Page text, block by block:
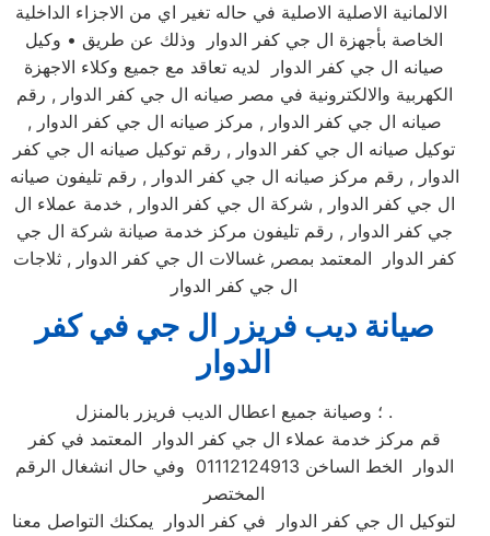
الالمانية الاصلية الاصلية في حاله تغير اي من الاجزاء الداخلية
الخاصة بأجهزة ال جي كفر الدوار وذلك عن طريق • وكيل
صيانه ال جي كفر الدوار لديه تعاقد مع جميع وكلاء الاجهزة
الكهربية والالكترونية في مصر صيانه ال جي كفر الدوار , رقم
صيانه ال جي كفر الدوار , مركز صيانه ال جي كفر الدوار ,
توكيل صيانه ال جي كفر الدوار , رقم توكيل صيانه ال جي كفر
الدوار , رقم مركز صيانه ال جي كفر الدوار , رقم تليفون صيانه
ال جي كفر الدوار , شركة ال جي كفر الدوار , خدمة عملاء ال
جي كفر الدوار , رقم تليفون مركز خدمة صيانة شركة ال جي
كفر الدوار المعتمد بمصر, غسالات ال جي كفر الدوار , ثلاجات
ال جي كفر الدوار
صيانة ديب فريزر ال جي في كفر
الدوار
؛ وصيانة جميع اعطال الديب فريزر بالمنزل .
قم مركز خدمة عملاء ال جي كفر الدوار المعتمد في كفر
الدوار الخط الساخن 01112124913 وفي حال انشغال الرقم
المختصر
لتوكيل ال جي كفر الدوار في كفر الدوار يمكنك التواصل معنا